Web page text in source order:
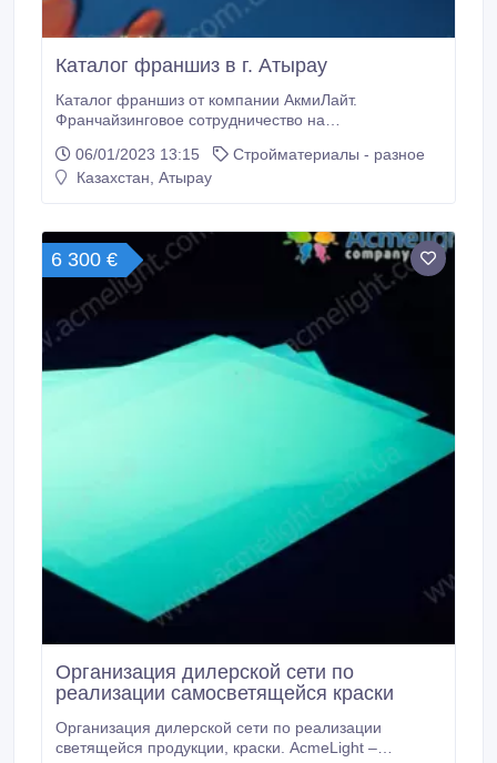
Каталог франшиз в г. Атырау
Каталог франшиз от компании АкмиЛайт.
Франчайзинговое сотрудничество на
люминесцентных и флуоресцентных красок и
светящихся продуктов. Мы предлагаем вам
эксклюзивного «светящегося» бизнеса —
единственного в своем регионе! Условия и
подробности на сайте компании: http://www.
06/01/2023 13:15
Стройматериалы - разное
Казахстан, Атырау
6 300 €
Организация дилерской сети по
реализации самосветящейся краски
Организация дилерской сети по реализации
светящейся продукции, краски. AcmeLight –